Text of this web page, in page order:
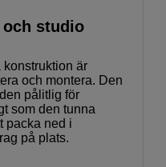
studio
konstruktion är
och montera. Den
pålitlig för
som den tunna
packa ned i
på plats.